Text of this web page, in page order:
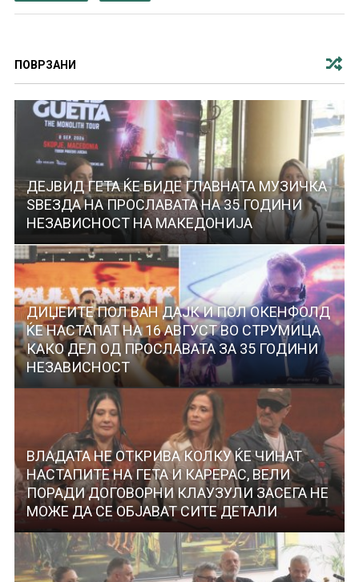
ПОВРЗАНИ
ДЕЈВИД ГЕТА ЌЕ БИДЕ ГЛАВНАТА МУЗИЧКА
ЅВЕЗДА НА ПРОСЛАВАТА НА 35 ГОДИНИ
НЕЗАВИСНОСТ НА МАКЕДОНИЈА
ДИЏЕИТЕ ПОЛ ВАН ДАЈК И ПОЛ ОКЕНФОЛД
ЌЕ НАСТАПАТ НА 16 АВГУСТ ВО СТРУМИЦА
КАКО ДЕЛ ОД ПРОСЛАВАТА ЗА 35 ГОДИНИ
НЕЗАВИСНОСТ
ВЛАДАТА НЕ ОТКРИВА КОЛКУ ЌЕ ЧИНАТ
НАСТАПИТЕ НА ГЕТА И КАРЕРАС, ВЕЛИ
ПОРАДИ ДОГОВОРНИ КЛАУЗУЛИ ЗАСЕГА НЕ
МОЖЕ ДА СЕ ОБЈАВАТ СИТЕ ДЕТАЛИ